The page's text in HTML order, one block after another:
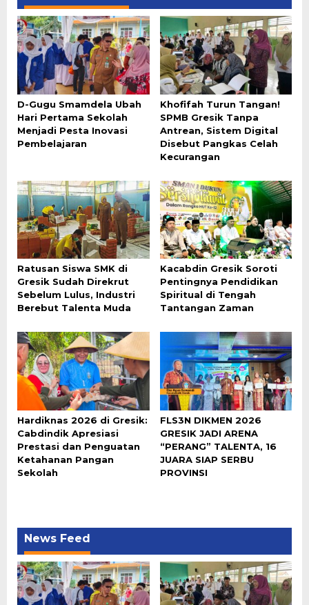
D-Gugu Smamdela Ubah
Hari Pertama Sekolah
Menjadi Pesta Inovasi
Pembelajaran
Khofifah Turun Tangan!
SPMB Gresik Tanpa
Antrean, Sistem Digital
Disebut Pangkas Celah
Kecurangan
Ratusan Siswa SMK di
Gresik Sudah Direkrut
Sebelum Lulus, Industri
Berebut Talenta Muda
Kacabdin Gresik Soroti
Pentingnya Pendidikan
Spiritual di Tengah
Tantangan Zaman
Hardiknas 2026 di Gresik:
Cabdindik Apresiasi
Prestasi dan Penguatan
Ketahanan Pangan
Sekolah
FLS3N DIKMEN 2026
GRESIK JADI ARENA
“PERANG” TALENTA, 16
JUARA SIAP SERBU
PROVINSI
News Feed